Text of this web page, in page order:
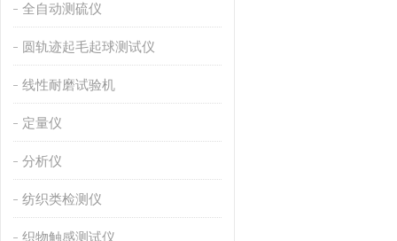
全自动测硫仪
圆轨迹起毛起球测试仪
线性耐磨试验机
定量仪
分析仪
纺织类检测仪
织物触感测试仪